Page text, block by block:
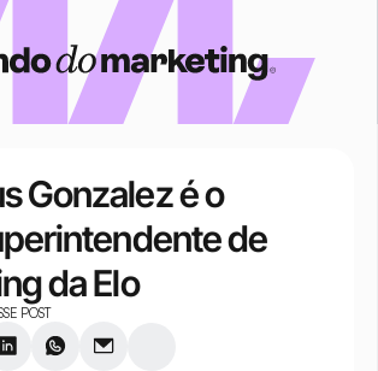
Gonzalez é o
de
da Elo
POST